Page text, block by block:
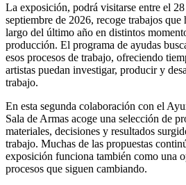
La exposición, podrá visitarse entre el
septiembre de 2026, recoge trabajos
largo del último año en distintos
producción. El programa de ayudas
esos procesos de trabajo, ofreciendo
artistas puedan investigar, producir y
trabajo.
En esta segunda colaboración con el
Sala de Armas acoge una selección de
materiales, decisiones y resultados
trabajo. Muchas de las propuestas
exposición funciona también como una
procesos que siguen cambiando.